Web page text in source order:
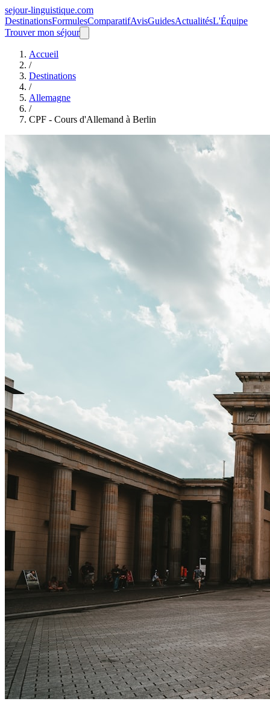
sejour-linguistique.com
DestinationsFormulesComparatifAvisGuidesActualitésL'Équipe
Trouver mon séjour
Accueil
/
Destinations
/
Allemagne
/
CPF - Cours d'Allemand à Berlin